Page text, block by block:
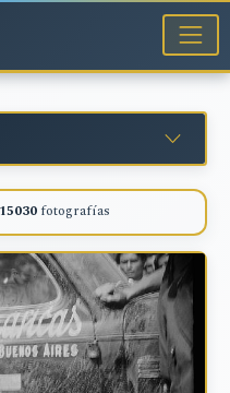
15030fotografías